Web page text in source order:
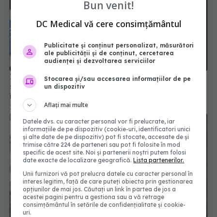
Incendiu ATI Neamț. Parchetul General: a fost
stabilit locul din care s-a declanşat incendiul; au
început audierile
15 noi 2020, 18:44
Bun venit!
DC Medical vă cere consimțământul
Publicitate și conținut personalizat, măsurători
ale publicității și de conținut, cercetarea
audienței și dezvoltarea serviciilor
Stocarea și/sau accesarea informațiilor de pe
un dispozitiv
Aflați mai multe
Datele dvs. cu caracter personal vor fi prelucrate, iar
informațiile de pe dispozitiv (cookie-uri, identificatori unici
și alte date de pe dispozitiv) pot fi stocate, accesate de și
trimise către 224 de parteneri sau pot fi folosite în mod
specific de acest site. Noi și partenerii noștri putem folosi
date exacte de localizare geografică.Lista partenerilor.
Unii furnizori vă pot prelucra datele cu caracter personal în
interes legitim, față de care puteți obiecta prin gestionarea
opțiunilor de mai jos. Căutați un link în partea de jos a
acestei pagini pentru a gestiona sau a vă retrage
consimțământul în setările de confidențialitate și cookie-
uri.